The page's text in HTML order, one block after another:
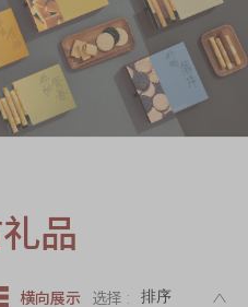
列
礼盒
奇华茶室
联络奇华
加入奇华
品
横向展示 选择 :